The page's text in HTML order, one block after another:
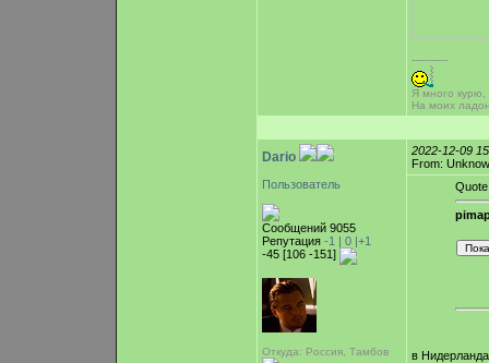
-----------
Я много курю,
На моих
Dario
Пользователь
Сообщений 9055
Репутация -1 | 0 |+1
-45 [106 -151]
Откуда: Россия, Тамбов
2022-12-09
From:
Quote
в